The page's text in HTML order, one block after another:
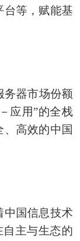
台等，赋能基
务器市场份额
应用”的全栈
高效的中国
中国信息技术
自主与生态的